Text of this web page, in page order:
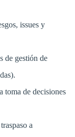
issues y
de gestión de
toma de decisiones
a